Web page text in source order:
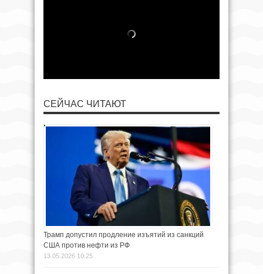
СЕЙЧАС ЧИТАЮТ
Трамп допустил продление изъятий из санкций
США против нефти из РФ
13.05.2026 10:25